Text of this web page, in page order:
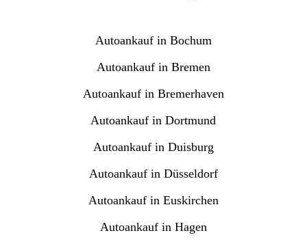
Autoankauf in Bochum
Autoankauf in Bremen
Autoankauf in Bremerhaven
Autoankauf in Dortmund
Autoankauf in Duisburg
Autoankauf in Düsseldorf
Autoankauf in Euskirchen
Autoankauf in Hagen